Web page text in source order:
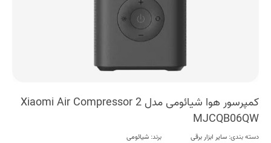
کمپرسور هوا شیائومی مدل Xiaomi Air Compressor 2
MJCQB06QW
دسته بندی: سایر ابزار برقی برند: شیائومی